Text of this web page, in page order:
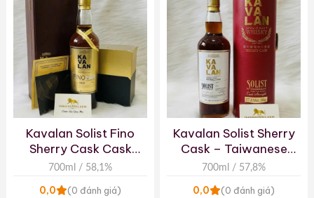
Kavalan Solist Fino
Sherry Cask Cask
Strength
700ml / 58,1%
0,0 (0 đánh giá)
Kavalan Solist Sherry
Cask – Taiwanese
Single Malt Whisky
700ml / 57,8%
0,0 (0 đánh giá)